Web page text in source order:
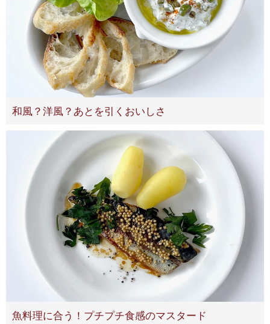
和風？洋風？あとを引くおいしさ
魚料理に合う！プチプチ食感のマスタード